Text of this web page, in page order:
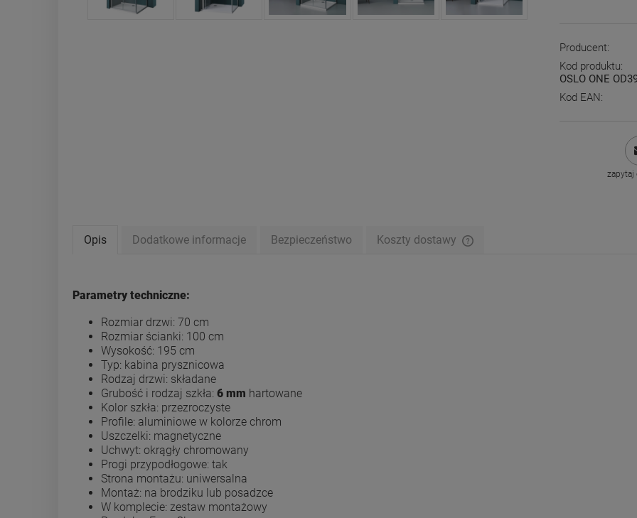
Producent:
Kod produktu:
OSLO ONE
Kod EAN:
zapytaj
Opis Dodatkowe informacje Bezpieczeństwo Koszty dostawy
Parametry techniczne:
Rozmiar drzwi: 70 cm
Rozmiar ścianki: 100 cm
Wysokość: 195 cm
Typ: kabina prysznicowa
Rodzaj drzwi: składane
Grubość i rodzaj szkła: 6 mm hartowane
Kolor szkła: przezroczyste
Profile: aluminiowe w kolorze chrom
Uszczelki: magnetyczne
Uchwyt: okrągły chromowany
Progi przypodłogowe: tak
Strona montażu: uniwersalna
Montaż: na brodziku lub posadzce
W komplecie: zestaw montażowy